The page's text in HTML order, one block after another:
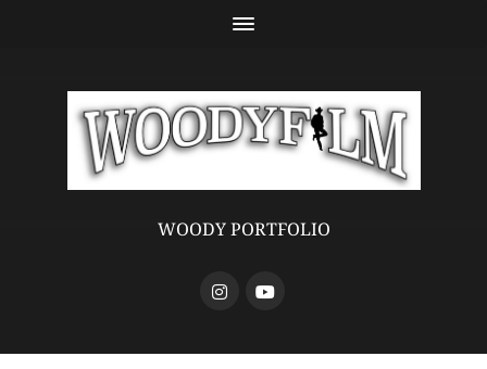
WOODY PORTFOLIO